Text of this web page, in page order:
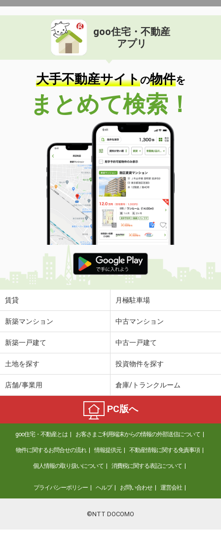
goo住宅・不動産
アプリ
大手不動産サイトの物件を
まとめて検索！
賃貸 月極駐車場
新築マンション 中古マンション
新築一戸建て 中古一戸建て
土地を探す 投資物件を探す
店舗/事業用 倉庫/トランクルーム
PC版へ
goo住宅・不動産とは お客さまご利用端末からの情報の外部送信について
物件に関するお問合せの流れ 情報提供元 不動産情報に関する免責事項
個人情報の取り扱いについて 消費税に関する表記について
プライバシーポリシー ヘルプ お問い合わせ 運営会社
©NTT DOCOMO